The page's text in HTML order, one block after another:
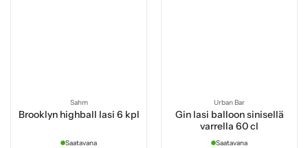
Sahm
Brooklyn highball lasi 6 kpl
Saatavana
Urban Bar
Gin lasi balloon sinisellä
varrella 60 cl
Saatavana